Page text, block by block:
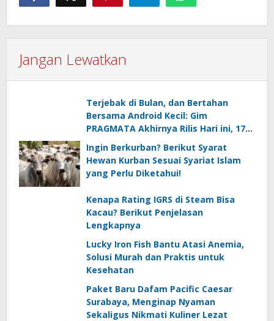
Jangan Lewatkan
Terjebak di Bulan, dan Bertahan
Bersama Android Kecil: Gim
PRAGMATA Akhirnya Rilis Hari ini, 17
Ingin Berkurban? Berikut Syarat
Hewan Kurban Sesuai Syariat Islam
yang Perlu Diketahui!
Kenapa Rating IGRS di Steam Bisa
Kacau? Berikut Penjelasan
Lengkapnya
Lucky Iron Fish Bantu Atasi Anemia,
Solusi Murah dan Praktis untuk
Kesehatan
Paket Baru Dafam Pacific Caesar
Surabaya, Menginap Nyaman
Sekaligus Nikmati Kuliner Lezat